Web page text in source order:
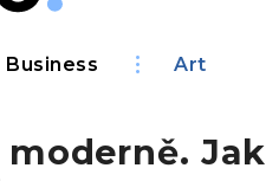
Business Art
moderně. Jak